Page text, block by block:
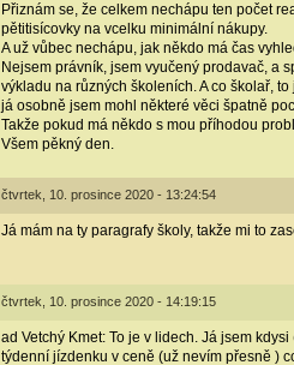
Přiznám se, že celkem nechápu ten počet
pětitisícovky na vcelku minimální nákupy.
A už vůbec nechápu, jak někdo má čas
Nejsem právník, jsem vyučený prodavač, a
výkladu na různých školeních. A co školař,
já osobně jsem mohl některé věci špatně
Takže pokud má někdo s mou příhodou
Všem pěkný den.
čtvrtek, 10. prosince 2020 - 13:24:54
Já mám na ty paragrafy školy, takže mi to
čtvrtek, 10. prosince 2020 - 14:19:15
ad Vetchý Kmet: To je v lidech. Já jsem
týdenní jízdenku v ceně (už nevím přesně )